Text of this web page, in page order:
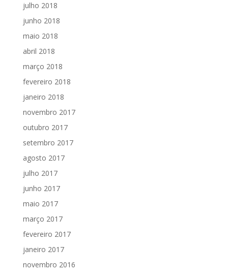
julho 2018
junho 2018
maio 2018
abril 2018
março 2018
fevereiro 2018
janeiro 2018
novembro 2017
outubro 2017
setembro 2017
agosto 2017
julho 2017
junho 2017
maio 2017
março 2017
fevereiro 2017
janeiro 2017
novembro 2016